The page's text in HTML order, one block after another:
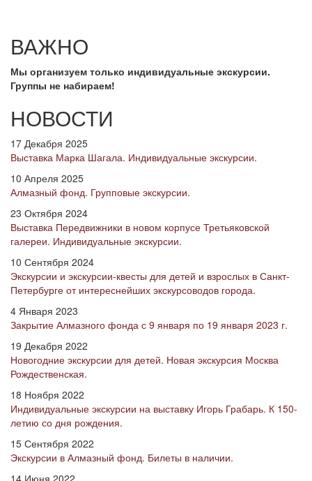
ВАЖНО
Мы организуем только индивидуальные экскурсии.
Группы не набираем!
НОВОСТИ
17 Декабря 2025
Выставка Марка Шагала. Индивидуальные экскурсии.
10 Апреля 2025
Алмазный фонд. Групповые экскурсии.
23 Октября 2024
Выставка Передвижники в новом корпусе Третьяковской
галереи. Индивидуальные экскурсии.
10 Сентября 2024
Экскурсии и экскурсии-квесты для детей и взрослых в Санкт-
Петербурге от интереснейших экскурсоводов города.
4 Января 2023
Закрытие Алмазного фонда с 9 января по 19 января 2023 г.
19 Декабря 2022
Новогодние экскурсии для детей. Новая экскурсия Москва
Рождественская.
18 Ноября 2022
Индивидуальные экскурсии на выставку Игорь Грабарь. К 150-
летию со дня рождения.
15 Сентября 2022
Экскурсии в Алмазный фонд. Билеты в наличии.
14 Июня 2022